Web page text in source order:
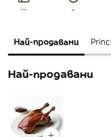
-- -
Най-продавани
Най-продавани